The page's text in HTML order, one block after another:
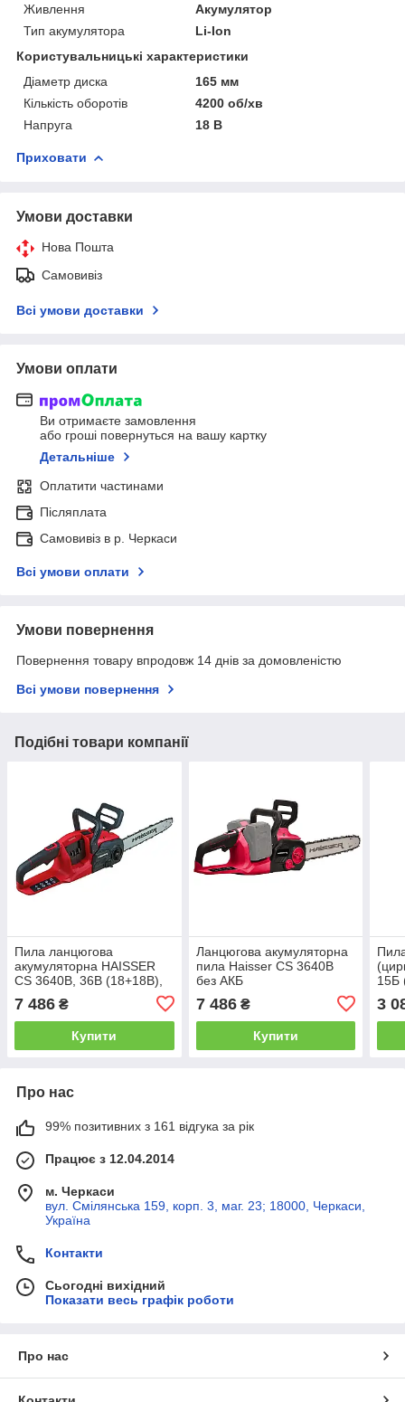
Живлення
Акумулятор
Тип акумулятора
Li-Ion
Користувальницькі характеристики
Діаметр диска
165 мм
Кількість оборотів
4200 об/хв
Напруга
18 В
Приховати
Умови доставки
Нова Пошта
Самовивіз
Всі умови доставки
Умови оплати
Ви отримаєте замовлення
або гроші повернуться на вашу картку
Детальніше
Оплатити частинами
Післяплата
Самовивіз в р. Черкаси
Всі умови оплати
Умови повернення
Повернення товару впродовж 14 днів за домовленістю
Всі умови повернення
Подібні товари компанії
Пила ланцюгова
акумуляторна HAISSER
CS 3640В, 36В (18+18В),
7 486 ₴
Купити
Ланцюгова акумуляторна
пила Haisser CS 3640В
без АКБ
7 486₴
Купити
15Б
3
Про нас
99% позитивних з 161 відгука за рік
Працює з 12.04.2014
м. Черкаси
вул. Смілянська 159, корп. 3, маг. 23; 18000, Черкаси,
Україна
Контакти
Сьогодні вихідний
Показати весь графік роботи
Про нас